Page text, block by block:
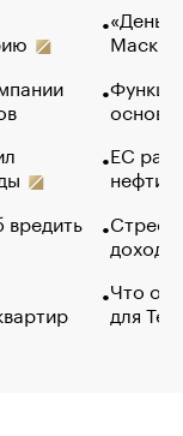
Маск в
основ
ЕС
нефти
Что
для